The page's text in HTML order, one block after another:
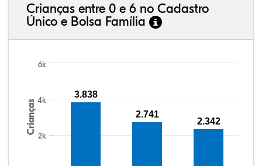
Crianças entre 0 e 6 no Cadastro
Único e Bolsa Família
Crianças
2k
4k
6k
3.838
2.741
2.342